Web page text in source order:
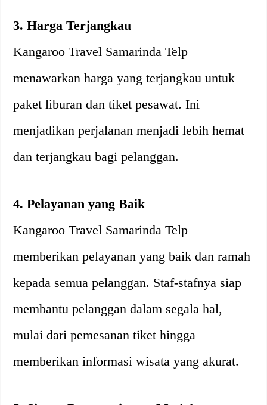
3. Harga Terjangkau
Kangaroo Travel Samarinda Telp
menawarkan harga yang terjangkau untuk
paket liburan dan tiket pesawat. Ini
menjadikan perjalanan menjadi lebih hemat
dan terjangkau bagi pelanggan.
4. Pelayanan yang Baik
Kangaroo Travel Samarinda Telp
memberikan pelayanan yang baik dan ramah
kepada semua pelanggan. Staf-stafnya siap
membantu pelanggan dalam segala hal,
mulai dari pemesanan tiket hingga
memberikan informasi wisata yang akurat.